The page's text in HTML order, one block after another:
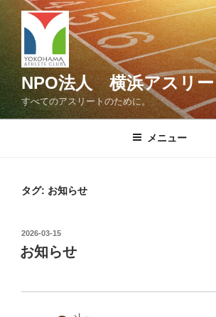
コ
ン
テ
ン
ツ
へ
ス
NPO法人 横浜アスリ
すべてのアスリートのために。
メニュー
タグ: お知らせ
投
稿
日:
2026-03-15
お知らせ